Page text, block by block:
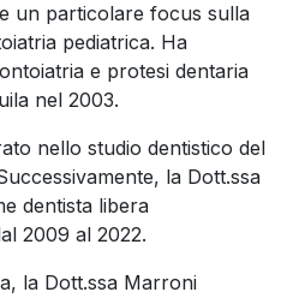
un particolare focus sulla
pediatrica. Ha
e protesi dentaria
nel 2003.
nello studio dentistico del
la Dott.ssa
dentista libera
2009 al 2022.
la Dott.ssa Marroni